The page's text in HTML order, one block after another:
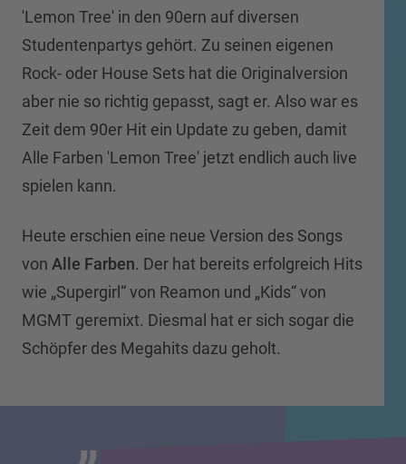
'Lemon Tree' in den 90ern auf diversen
Studentenpartys gehört. Zu seinen eigenen
Rock- oder House Sets hat die Originalversion
aber nie so richtig gepasst, sagt er. Also war es
Zeit dem 90er Hit ein Update zu geben, damit
Alle Farben 'Lemon Tree' jetzt endlich auch live
spielen kann.
Heute erschien eine neue Version des Songs
von Alle Farben. Der hat bereits erfolgreich Hits
wie „Supergirl“ von Reamon und „Kids“ von
MGMT geremixt. Diesmal hat er sich sogar die
Schöpfer des Megahits dazu geholt.